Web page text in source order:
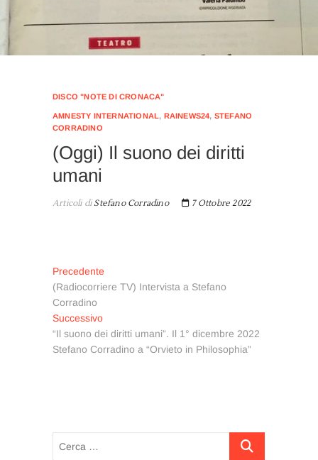
DISCO "NOTE DI CRONACA"
AMNESTY INTERNATIONAL, RAINEWS24, STEFANO
CORRADINO
(Oggi) Il suono dei diritti
umani
Articoli diStefano Corradino 7 Ottobre 2022
Navigazione
articoli
Precedente
precedente:
(Radiocorriere TV) Intervista a Stefano
Corradino
SuccessivoArticolo
successivo:
“Il suono dei diritti umani”. Il 1° dicembre 2022
Stefano Corradino a “Orvieto in Philosophia”
Cerca